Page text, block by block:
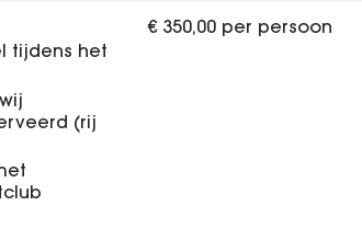
tijdens het
(rij
€ 350,00 per persoon